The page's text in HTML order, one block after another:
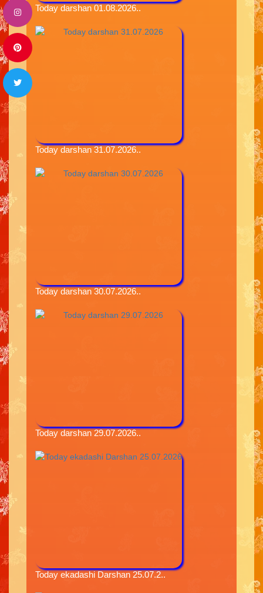
Today darshan 01.08.2026..
Today darshan 31.07.2026..
Today darshan 30.07.2026..
Today darshan 29.07.2026..
Today ekadashi Darshan 25.07.2..